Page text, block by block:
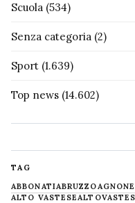
Scuola (534)
Senza categoria (2)
Sport (1.639)
Top news (14.602)
TAG
ABBONATIABRUZZOAGNONE
ALTO VASTESE